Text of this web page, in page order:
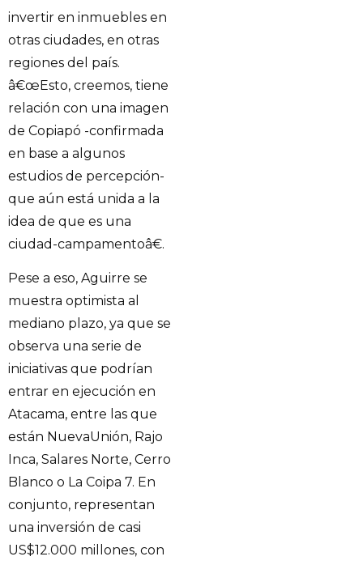
invertir en inmuebles en
otras ciudades, en otras
regiones del país.
â€œEsto, creemos, tiene
relación con una imagen
de Copiapó -confirmada
en base a algunos
estudios de percepción-
que aún está unida a la
idea de que es una
ciudad-campamentoâ€.
Pese a eso, Aguirre se
muestra optimista al
mediano plazo, ya que se
observa una serie de
iniciativas que podrían
entrar en ejecución en
Atacama, entre las que
están NuevaUnión, Rajo
Inca, Salares Norte, Cerro
Blanco o La Coipa 7. En
conjunto, representan
una inversión de casi
US$12.000 millones, con